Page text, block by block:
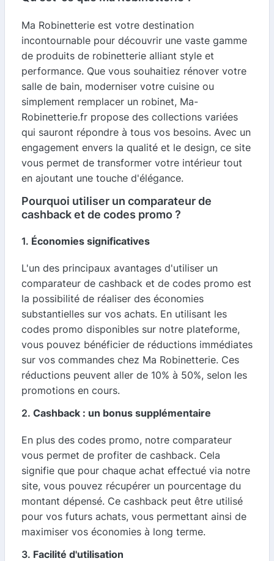
Ma Robinetterie est votre destination
incontournable pour découvrir une vaste gamme
de produits de robinetterie alliant style et
performance. Que vous souhaitiez rénover votre
salle de bain, moderniser votre cuisine ou
simplement remplacer un robinet, Ma-
Robinetterie.fr propose des collections variées
qui sauront répondre à tous vos besoins. Avec un
engagement envers la qualité et le design, ce site
vous permet de transformer votre intérieur tout
en ajoutant une touche d'élégance.
Pourquoi utiliser un comparateur de
cashback et de codes promo ?
1. Économies significatives
L'un des principaux avantages d'utiliser un
comparateur de cashback et de codes promo est
la possibilité de réaliser des économies
substantielles sur vos achats. En utilisant les
codes promo disponibles sur notre plateforme,
vous pouvez bénéficier de réductions immédiates
sur vos commandes chez Ma Robinetterie. Ces
réductions peuvent aller de 10% à 50%, selon les
promotions en cours.
2. Cashback : un bonus supplémentaire
En plus des codes promo, notre comparateur
vous permet de profiter de cashback. Cela
signifie que pour chaque achat effectué via notre
site, vous pouvez récupérer un pourcentage du
montant dépensé. Ce cashback peut être utilisé
pour vos futurs achats, vous permettant ainsi de
maximiser vos économies à long terme.
3. Facilité d'utilisation